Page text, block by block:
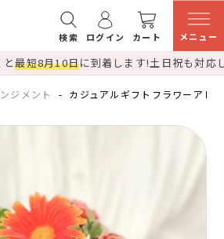
検索 ログイン カート メニュー
と最短8月10日に到着します!土日祝も対応
ジメント カジュアルギフトフラワーアレ